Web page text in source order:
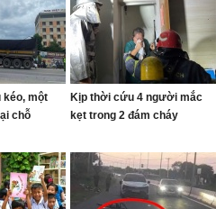
kéo, một
chỗ
Kịp thời cứu 4 người mắc
kẹt trong 2 đám cháy